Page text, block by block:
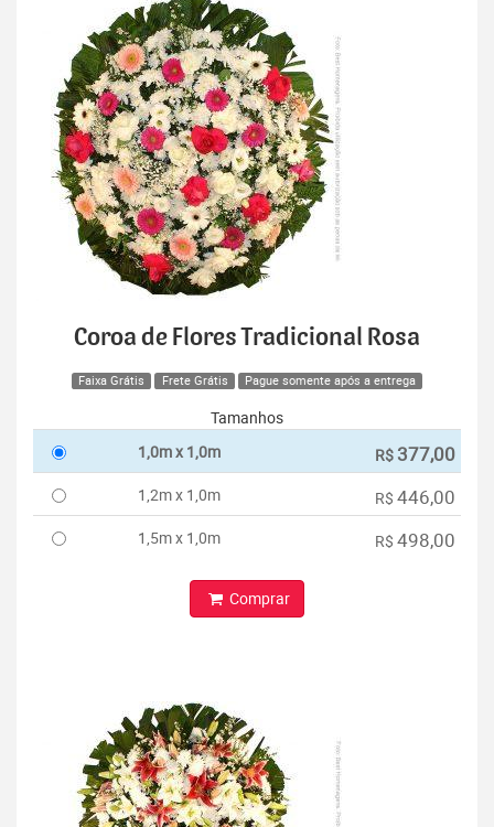
Coroa de Flores Tradicional Rosa
Faixa Grátis Frete Grátis Pague somente após a entrega
Tamanhos
1,0m x 1,0m
R$ 377,00
1,2m x 1,0m R$ 446,00
1,5m x 1,0m R$ 498,00
Comprar